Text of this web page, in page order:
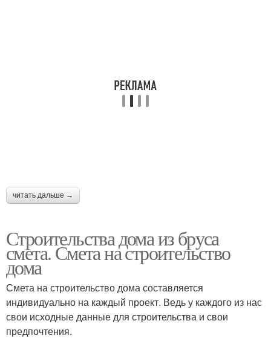
читать дальше →
Строительства дома из бруса
смета. Смета на строительство
дома
Смета на строительство дома составляется
индивидуально на каждый проект. Ведь у каждого из нас
свои исходные данные для строительства и свои
предпочтения.